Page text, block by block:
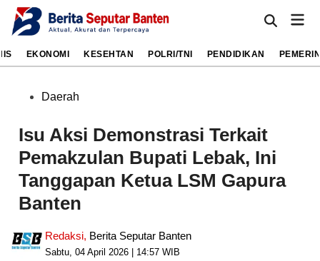
Skip
Open
EKONOMI KESEHTAN POLRI/TNI PENDIDIKAN
PostedDaerah
Isu Aksi Demonstrasi Terkait
Pemakzulan Bupati Lebak, Ini
Tanggapan Ketua LSM Gapura
Banten
Redaksi, Berita Seputar Banten
Sabtu, 04 April 2026 | 14:57 WIB